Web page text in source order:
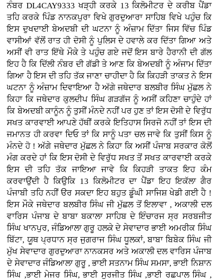
ਨੰਬਰ DL4CAY9333 ਖੜ੍ਹੀ ਕਰਕੇ 13 ਕਿਲੋਮੀਟਰ ਦੇ ਕਰੀਬ ਪੈਂਡਾ
ਤਹਿ ਕਰਕੇ ਪਿੰਡ ਨਾਨਕਪੁਰਾ ਵਿਖੇ ਗੁਰਦੁਆਰਾ ਸਾਹਿਬ ਵਿਖੇ ਪਹੁੰਚ ਕਿ
ਇਸ ਦੁਖਦਾਈ ਬੇਅਦਬੀ ਦੀ ਘਟਨਾ ਨੂੰ ਅੰਜ਼ਾਮ ਦਿੱਤਾ ਜਿਸ ਵਿੱਚ ਪਿੰਡ
ਵਾਸੀਆਂ ਵੱਲੋਂ ਰਾਤ ਹੀ ਦੋਸੀ ਨੂੰ ਪੁਲਿਸ ਦੇ ਹਵਾਲੇ ਕਰ ਦਿੱਤਾ ਗਿਆ ਅਤੇ
ਅਸੀਂ ਵੀ ਰਾਤ ਇੱਥੇ ਮੌਕੇ ਤੇ ਪਹੁੰਚ ਗਏ ਜਦੋਂ ਇਸ ਬਾਰੇ ਹੈਰਾਨੀ ਦੀ ਗੱਲ
ਇਹ ਹੈ ਕਿ ਦਿੱਲੀ ਨੰਬਰ ਦੀ ਗੱਡੀ ਤੇ ਆਣ ਕਿ ਬੇਅਦਬੀ ਨੂੰ ਅੰਜਾਮ ਦਿੱਤਾ
ਗਿਆ ਹੈ ਇਸ ਦੀ ਤਹਿ ਤੱਕ ਜਾਣਾ ਚਾਹੀਦਾ ਹੈ ਕਿ ਕਿਹੜੀ ਤਾਕਤ ਨੇ ਇਸ
ਘਟਨਾ ਨੂੰ ਅੰਜ਼ਾਮ ਦਿਵਾਇਆ ਹੈ ਅੱਗੇ ਜਥੇਦਾਰ ਬਲਬੀਰ ਸਿੰਘ ਮੁੱਛਲ ਨੇ
ਕਿਹਾ ਕਿ ਜਥੇਦਾਰ ਕੁਲਦੀਪ ਸਿੰਘ ਗੜਗੱਜ ਨੂੰ ਅਸੀਂ ਕਹਿਣਾ ਚਾਹੁੰਦੇ ਹਾਂ
ਕਿ ਬੇਅਦਬੀ ਕਾਨੂੰਨ ਨੂੰ ਤੁਸੀਂ ਮੰਨਦੇ ਨਹੀਂ ਪਰ ਹੁਣ ਤਾਂ ਇਸ ਦੋਸੀ ਦੇ ਵਿਰੁੱਧ
ਸਖਤ ਕਾਰਵਾਈ ਆਪਣੇ ਹੱਥੀਂ ਕਰਕੇ ਇਤਿਹਾਸ ਸਿਰਜੋ ਨਹੀਂ ਤਾਂ ਇਸ ਦੀ
ਜਮਾਨਤ ਹੀ ਕਰਵਾ ਦਿਓ ਤਾਂ ਕਿ ਸਾਨੂੰ ਪਤਾ ਚਲ ਜਾਵੇ ਕਿ ਤੁਸੀਂ ਕਿਸ ਨੂੰ
ਮੰਨਦੇ ਹੋ ! ਅੱਗੇ ਜਥੇਦਾਰ ਮੁੱਛਲ ਨੇ ਕਿਹਾ ਕਿ ਅਸੀਂ ਪੰਜਾਬ ਸਰਕਾਰ ਕੋਲੋਂ
ਮੰਗ ਕਰਦੇ ਹਾਂ ਕਿ ਇਸ ਦੋਸੀ ਦੇ ਵਿਰੁੱਧ ਸਖਤ ਤੋਂ ਸਖਤ ਕਾਰਵਾਈ ਕਰਕੇ
ਇਸ ਦੀ ਤਹਿ ਤੱਕ ਜਾਇਆ ਜਾਵੇ ਕਿ ਕਿਹੜੀ ਤਾਕਤ ਇਹ ਕੰਮ
ਕਰਵਾਉਂਦੀ ਹੈ ਕਿਉਕਿ 13 ਕਿਲੋਮੀਟਰ ਦਾ ਪੈਂਡਾ ਇਹ ਇਕੱਲਾ ਗੈਰ
ਪੰਜਾਬੀ ਤਹਿ ਨਹੀਂ ੳਰ ਸਕਦਾ ਇਹ ਬਹੁਤ ਡੂੰਘੀ ਸਾਜਿਸ਼ ਖੇਡੀ ਗਈ ਹੈ !
ਇਸ ਮੌਕੇ ਜਥੇਦਾਰ ਬਲਬੀਰ ਸਿੰਘ ਜੀ ਮੁੱਛਲ ਤੋਂ ਇਲਾਵਾ , ਅਕਾਲੀ ਦਲ
ਵਾਰਿਸ ਪੰਜਾਬ ਦੇ ਬਾਬਾ ਬਕਾਲਾ ਸਾਹਿਬ ਦੇ ਇੰਚਾਰਜ ਸ੍ਰ ਸਰਬਜੀਤ
ਸਿੰਘ ਖਾਨਪੁਰ, ਜੰਡਿਆਲਾ ਗੁਰੂ ਹਲਕੇ ਦੇ ਸੇਵਾਦਾਰ ਭਾਈ ਅਮਰੀਕ ਸਿੰਘ
ਬਿੱਟਾ, ਯੂਥ ਪ੍ਰਧਾਨ ਸ੍ਰ ਜੁਗਰਾਜ ਸਿੰਘ ਧੂਲਕਾਂ, ਬਾਬਾ ਬਿਬੇਕ ਸਿੰਘ ਜੀ
ਮੁੱਖ ਸੇਵਾਦਾਰ ਗੁਰਦੁਆਰਾ ਨਾਨਕਸਰ ਅਤੇ ਅਕਾਲੀ ਦਲ ਵਾਰਿਸ ਪੰਜਾਬ
ਦੇ ਸੇਵਾਦਾਰ ਜੰਡਿਆਲਾ ਗੁਰੂ , ਭਾਈ ਸਤਨਾਮ ਸਿੰਘ ਸਮਸਾ, ਭਾਈ ਨਿਸ਼ਾਨ
ਸਿੰਘ ,ਭਾਈ ਮੇਜਰ ਸਿੰਘ, ਭਾਈ ਸੁਰਜੀਤ ਸਿੰਘ ,ਭਾਈ ਰਛਪਾਲ ਸਿੰਘ ,